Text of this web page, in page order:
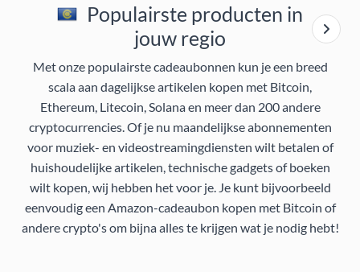
Populairste producten in
jouw regio
Met onze populairste cadeaubonnen kun je een breed
scala aan dagelijkse artikelen kopen met Bitcoin,
Ethereum, Litecoin, Solana en meer dan 200 andere
cryptocurrencies. Of je nu maandelijkse abonnementen
voor muziek- en videostreamingdiensten wilt betalen of
huishoudelijke artikelen, technische gadgets of boeken
wilt kopen, wij hebben het voor je. Je kunt bijvoorbeeld
eenvoudig een Amazon-cadeaubon kopen met Bitcoin of
andere crypto's om bijna alles te krijgen wat je nodig hebt!